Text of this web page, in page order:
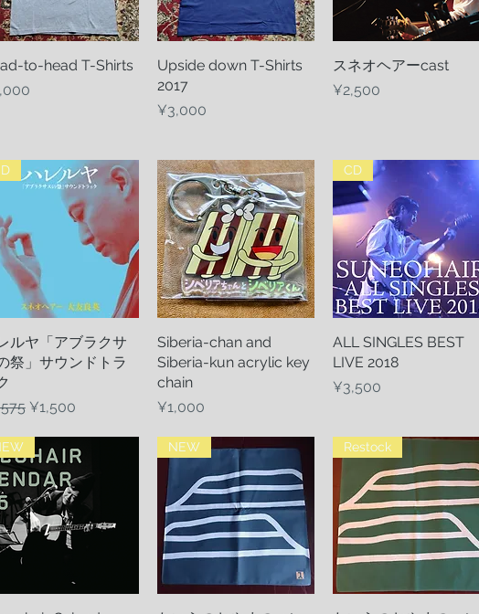
Quick View
to-head T-Shirts
Quick View
Upside down T-Shirts
2017
Price
¥3,000
Quick View
スネオヘアーcast
Price
¥2,500
Quick View
ルヤ「アブラクサ
祭」サウンドトラ
Price
Sale Price
¥1,500
Quick View
Siberia-chan and
Siberia-kun acrylic key
chain
Price
¥1,000
Quick View
CD
ALL SINGLES BEST
LIVE 2018
Price
¥3,500
NEW Restock